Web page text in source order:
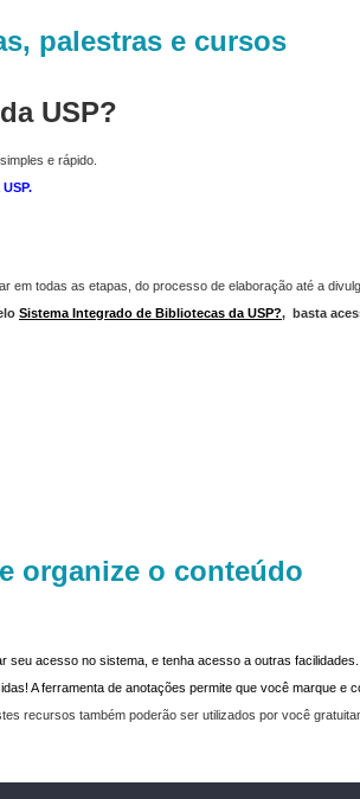
palestras e cursos
USP?
e rápido.
.
em todas as etapas, do processo de elaboração até a
Sistema Integrado de Bibliotecas da USP?, basta
organize o conteúdo
seu acesso no sistema, e tenha acesso a outras
A ferramenta de anotações permite que você marque
recursos também poderão ser utilizados por você